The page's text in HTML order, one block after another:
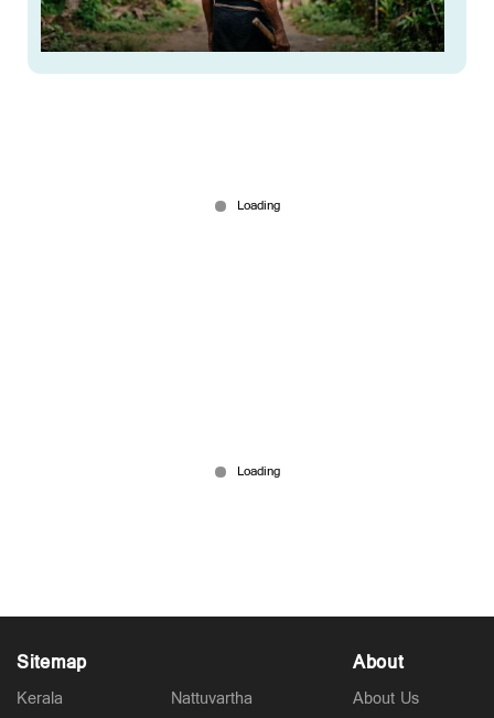
ഹോളി ആഘോഷത്തിനിടെ യുവതിയുടെ
ദേഹത്തെ വാട്ടർ ബലൂൺ വീണു, സംഘർഷം;
Sitemap
Kerala
Nattuvartha
About
About Us